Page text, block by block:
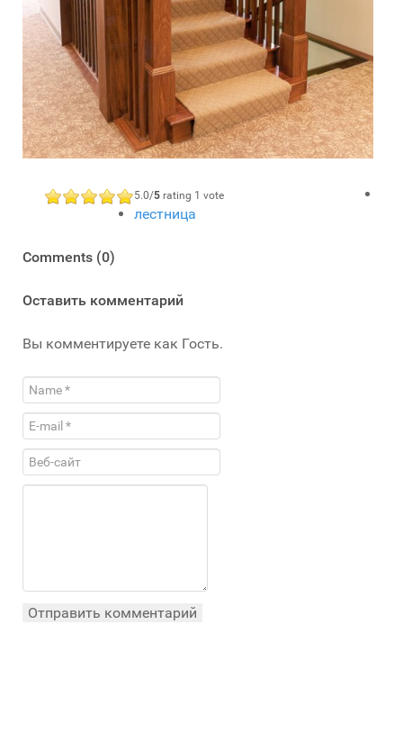
5.0/5 rating 1 vote
лестница
Comments (0)
Оставить комментарий
Вы комментируете как Гость.